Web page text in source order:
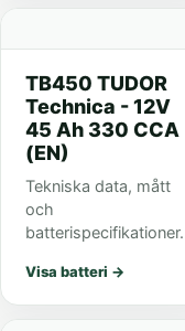
TB450 TUDOR
Technica - 12V
45 Ah 330 CCA
(EN)
Tekniska data, mått
och
batterispecifikationer.
Visa batteri →